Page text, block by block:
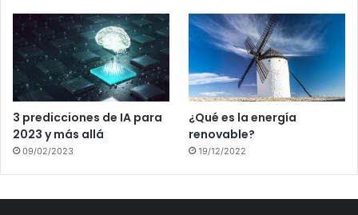
3 predicciones de IA para
2023 y más allá
09/02/2023
¿Qué es la energía
renovable?
19/12/2022